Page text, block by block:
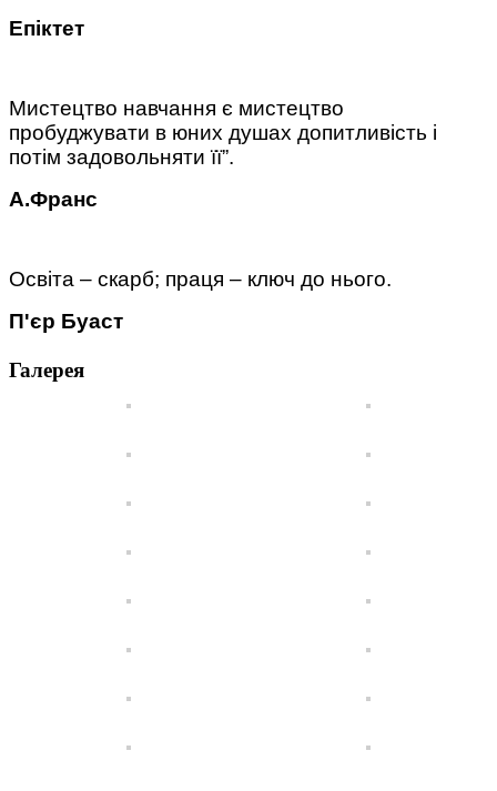
Епіктет
Мистецтво навчання є мистецтво
пробуджувати в юних душах допитливість і
потім задовольняти її”.
А.Франс
Освіта – скарб; праця – ключ до нього.
П'єр Буаст
Галерея